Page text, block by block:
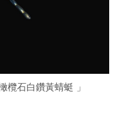
欖石白鑽黃蜻蜓 」